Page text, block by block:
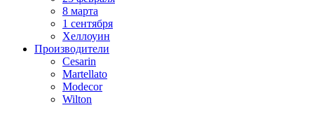
8 марта
1 сентября
Хеллоуин
Производители
Cesarin
Martellato
Modecor
Wilton